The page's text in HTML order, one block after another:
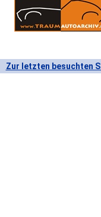
Zur letzten besuchten